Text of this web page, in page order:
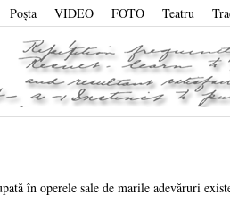
Poşta VIDEO FOTO Teatru
în operele sale de marile adevăruri